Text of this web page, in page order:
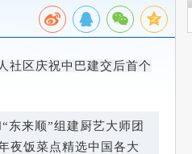
社区庆祝中巴建交后首个
来顺”组建厨艺大师团
夜饭菜点精选中国各大